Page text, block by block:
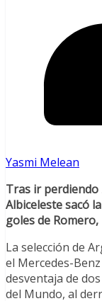
Yasmi Melean
Tras ir perdiendo
Albiceleste sacó
goles de
La selección de
el Mercedes-
desventaja de
del Mundo, al